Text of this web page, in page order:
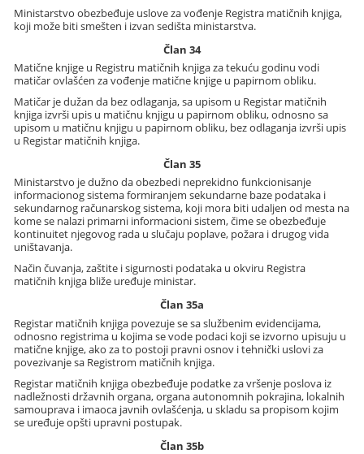
Ministarstvo obezbeđuje uslove za vođenje Registra matičnih knjiga,
koji može biti smešten i izvan sedišta ministarstva.
Član 34
Matične knjige u Registru matičnih knjiga za tekuću godinu vodi
matičar ovlašćen za vođenje matične knjige u papirnom obliku.
Matičar je dužan da bez odlaganja, sa upisom u Registar matičnih
knjiga izvrši upis u matičnu knjigu u papirnom obliku, odnosno sa
upisom u matičnu knjigu u papirnom obliku, bez odlaganja izvrši upis
u Registar matičnih knjiga.
Član 35
Ministarstvo je dužno da obezbedi neprekidno funkcionisanje
informacionog sistema formiranjem sekundarne baze podataka i
sekundarnog računarskog sistema, koji mora biti udaljen od mesta na
kome se nalazi primarni informacioni sistem, čime se obezbeđuje
kontinuitet njegovog rada u slučaju poplave, požara i drugog vida
uništavanja.
Način čuvanja, zaštite i sigurnosti podataka u okviru Registra
matičnih knjiga bliže uređuje ministar.
Član 35a
Registar matičnih knjiga povezuje se sa službenim evidencijama,
odnosno registrima u kojima se vode podaci koji se izvorno upisuju u
matične knjige, ako za to postoji pravni osnov i tehnički uslovi za
povezivanje sa Registrom matičnih knjiga.
Registar matičnih knjiga obezbeđuje podatke za vršenje poslova iz
nadležnosti državnih organa, organa autonomnih pokrajina, lokalnih
samouprava i imaoca javnih ovlašćenja, u skladu sa propisom kojim
se uređuje opšti upravni postupak.
Član 35b